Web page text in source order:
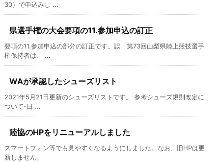
30）で申込みし ...
県選手権の大会要項の11.参加申込の訂正
要項の11.参加申込の部分の訂正です。誤 第73回山梨県陸上競技選手
権保持者は、 ...
WAが承認したシューズリスト
2021年5月21日更新のシューズリストです。 参考シューズ規則改定に
ついて-日 ...
陸協のHPをリニューアルしました
スマートフォン等でも見やすくなるようにしました。なお、旧HPは更
新しません。